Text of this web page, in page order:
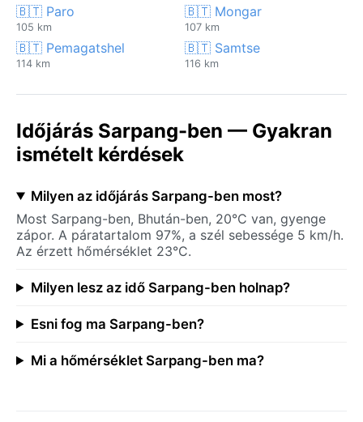
🇧🇹 Paro
105 km
🇧🇹 Mongar
107 km
🇧🇹 Pemagatshel
114 km
🇧🇹 Samtse
116 km
Időjárás Sarpang-ben — Gyakran
ismételt kérdések
Milyen az időjárás Sarpang-ben most?
Most Sarpang-ben, Bhután-ben, 20°C van, gyenge
zápor. A páratartalom 97%, a szél sebessége 5 km/h.
Az érzett hőmérséklet 23°C.
Milyen lesz az idő Sarpang-ben holnap?
Esni fog ma Sarpang-ben?
Mi a hőmérséklet Sarpang-ben ma?